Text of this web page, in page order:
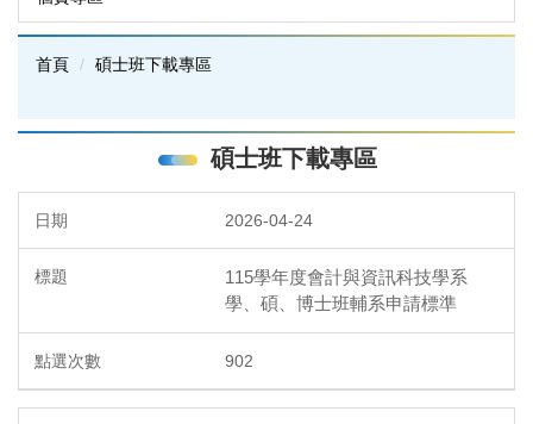
首頁 碩士班下載專區
碩士班下載專區
2026-04-24
115學年度會計與資訊科技學系
學、碩、博士班輔系申請標準
902